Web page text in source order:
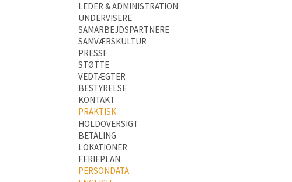
LEDER & ADMINISTRATION
UNDERVISERE
SAMARBEJDSPARTNERE
SAMVÆRSKULTUR
PRESSE
STØTTE
VEDTÆGTER
BESTYRELSE
KONTAKT
PRAKTISK
HOLDOVERSIGT
BETALING
LOKATIONER
FERIEPLAN
PERSONDATA